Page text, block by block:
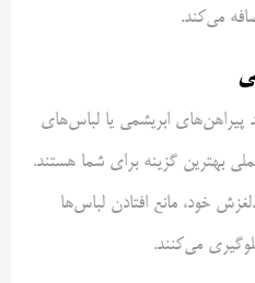
می‌کند.
پیراهن‌های ابریشمی یا لباس‌های
بهترین گزینه برای شما هستند.
خود، مانع افتادن لباس‌ها
می‌کنند.